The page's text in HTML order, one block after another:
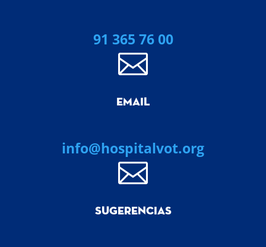
91 365 76 00

EMAIL
info@hospitalvot.org

SUGERENCIAS